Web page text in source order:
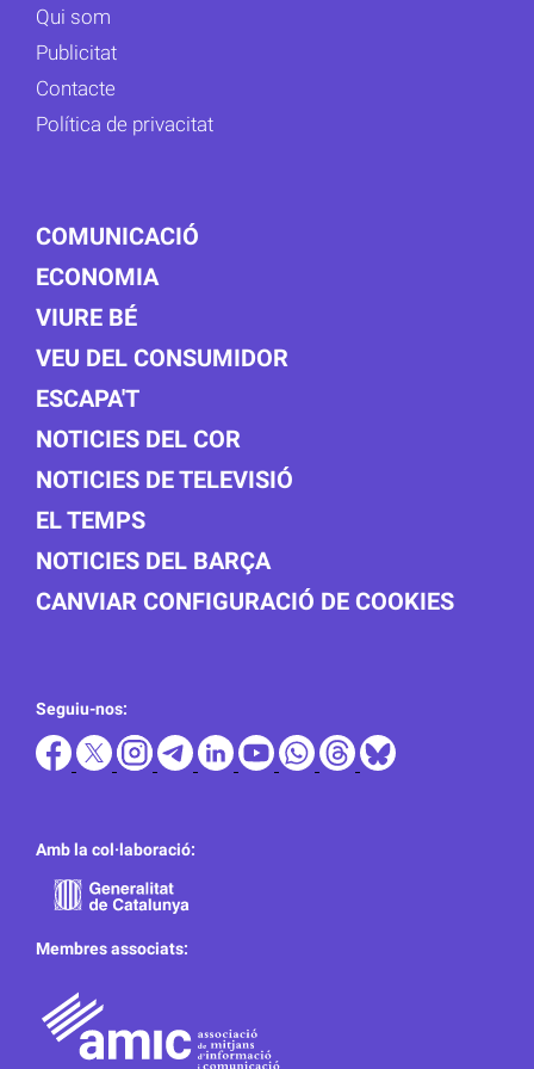
Qui som
Publicitat
Contacte
Política de privacitat
COMUNICACIÓ
ECONOMIA
VIURE BÉ
VEU DEL CONSUMIDOR
ESCAPA'T
NOTICIES DEL COR
NOTICIES DE TELEVISIÓ
EL TEMPS
NOTICIES DEL BARÇA
CANVIAR CONFIGURACIÓ DE COOKIES
Seguiu-nos:
Amb la col·laboració:
Membres associats: